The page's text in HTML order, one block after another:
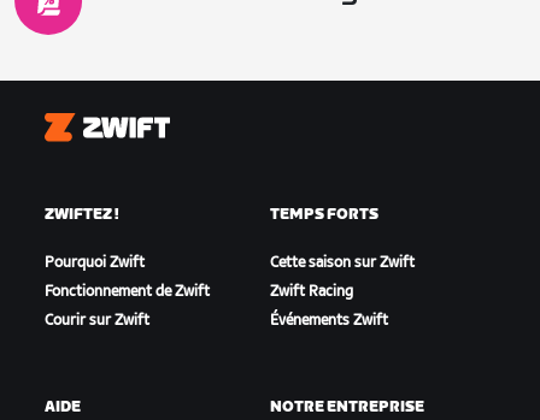
Zwift
ZWIFTEZ !
Pourquoi Zwift
Fonctionnement de Zwift
Courir sur Zwift
TEMPS FORTS
Cette saison sur Zwift
Zwift Racing
Événements Zwift
AIDE NOTRE ENTREPRISE